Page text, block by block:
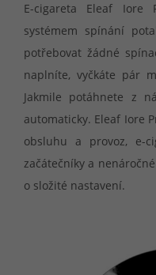
E-cigareta Eleaf Iore
systémem spínání
potřebovat žádné
naplníte, vyčkáte pár
Jakmile potáhnete z
automaticky. Eleaf Iore
obsluhu a provoz, e-
začátečníky a
o složité nastavení.